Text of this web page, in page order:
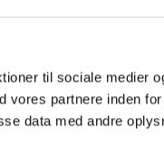
til sociale medier
vores partnere inden
data med andre
Crassulaceae
sieboldii